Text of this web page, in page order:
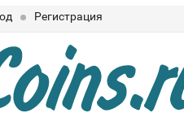
Регистрация